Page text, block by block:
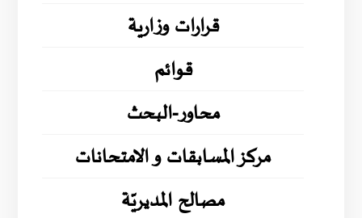
قرارات وزارية
قوائم
محاور-البحث
مركز المسابقات و الامتحانات
مصالح المديريّة